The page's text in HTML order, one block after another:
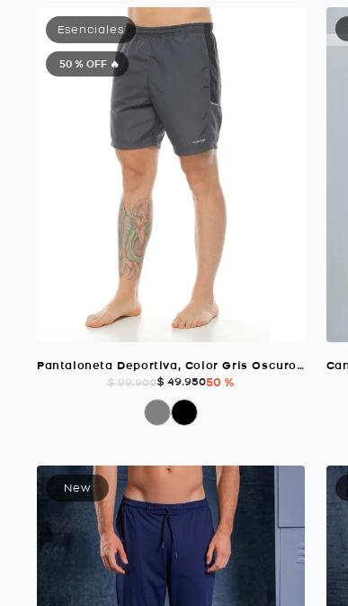
50 % OFF 🔥
Pantaloneta Deportiva, Color Gris Oscuro Para Hombre
$ 99.900$ 49.95050 %